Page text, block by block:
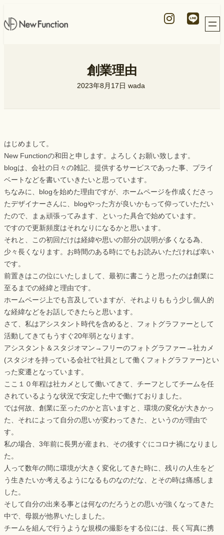
容
イ
コ
創業理由
2023年8月17日 wada
はじめまして。
New Functionの和田と申します。よろしくお願い致します。
blogは、会社の日々の雑記、提供するサービスであった事、プライ
ベートなどを書いていきたいと思っています。
ちなみに、blogを始めた理由ですが、ホームページを作成くださっ
たデザイナーさんに、blogやった方が良いかもって仰っていただい
たので、まぁ頑張ってみます、といった具合で始めています。
ですので更新頻度はそれなりになるかと思います。
それと、この初回だけは経緯や思いの部分の説明が多くなる為、
少々長くなります。お時間のある時にでもお読みいただければ幸い
です。
前置きはこの位にいたしまして、最初に書こうと思ったのは創業に
至るまでの経緯と理由です。
ホームページ上でも言及していますが、それよりももう少し個人的
な経緯などをお話しできたらと思います。
さて、私はアシスタント時代を含めると、フォトグラファーとして
活動してきてもうすぐ20年弱となります。
アシスタント＆スタジオマン→フリーのフォトグラファー→社カメ
(スタジオを持っている会社で社員として働くフォトグラファー)とい
った変遷となっています。
ここ１０年程は社カメとして働いてきて、チーフとしてチームを任
されているような状況で安定した中で働けておりました。
では何故、創業に至ったのかと言いますと、環境の変化が大きかっ
た、それによって自分の思いが変わってきた、というのが理由で
す。
私の場合、3年前に長男が産まれ、その後すぐにコロナ禍になりまし
た。
人って数年の間に環境が大きく変化してきた時に、残りの人生をど
う生きたいか考えるようになるものなのだな、とその時は痛感しま
した。
そして自分の出来る事とは何なのだろうとの思いが強くなってきた
中で、母親が他界いたしました。
チームを組んで行うような規模の撮影をする位には、長く写真に携